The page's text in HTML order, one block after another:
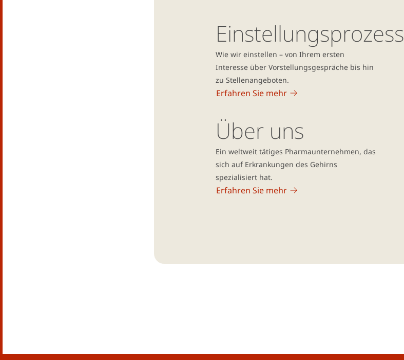
Einstellungsprozess
Wie wir einstellen – von Ihrem ersten
Interesse über Vorstellungsgespräche bis hin
zu Stellenangeboten.
Erfahren Sie mehr
Über uns
Ein weltweit tätiges Pharmaunternehmen, das
sich auf Erkrankungen des Gehirns
spezialisiert hat.
Erfahren Sie mehr